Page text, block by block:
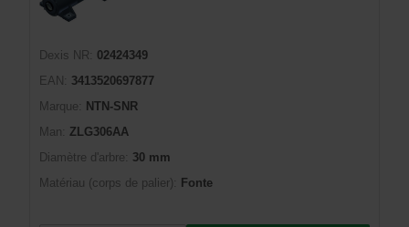
Dexis NR:
02424349
EAN:
3413520697877
Marque:
NTN-SNR
Man: ZLG306AA
Diamètre d'arbre:
30 mm
Matériau (corps de palier):
Fonte